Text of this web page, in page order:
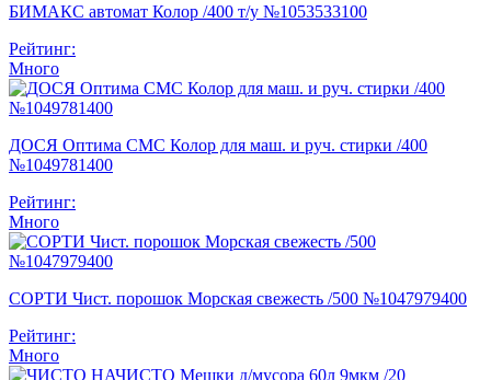
БИМАКС автомат Колор /400 т/у №1053533100
Рейтинг:
Много
ДОСЯ Оптима СМС Колор для маш. и руч. стирки /400
№1049781400
Рейтинг:
Много
СОРТИ Чист. порошок Морская свежесть /500 №1047979400
Рейтинг:
Много